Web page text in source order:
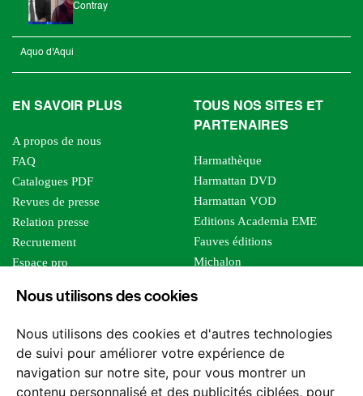
Nous utilisons des cookies
Nous utilisons des cookies et d'autres technologies
de suivi pour améliorer votre expérience de
navigation sur notre site, pour vous montrer un
contenu personnalisé et des publicités ciblées, pour
Contray
Aquo d'Aqui
EN SAVOIR PLUS
A propos de nous
FAQ
Catalogues PDF
Revues de presse
Relation presse
Recrutement
Espace pro
Foreign rights
TOUS NOS SITES ET
PARTENAIRES
Harmathèque
Harmattan DVD
Harmattan VOD
Editions Academia EME
Fauves éditions
Michalon
Editions Sutton
Les impliqués
Tous les éditeurs